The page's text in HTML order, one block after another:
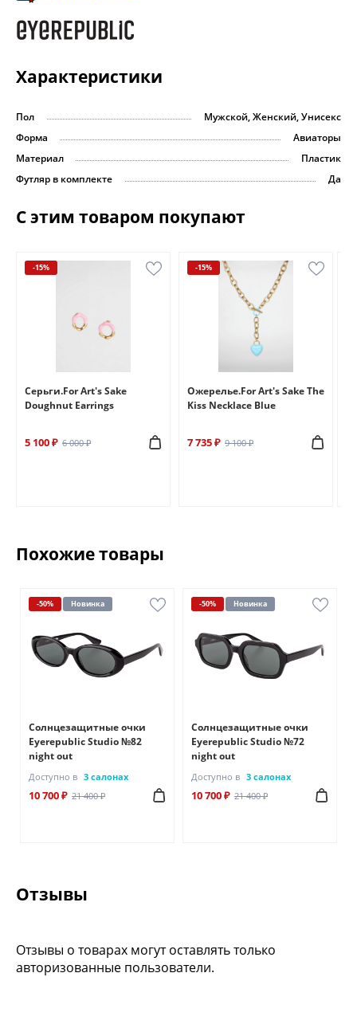
Характеристики
Пол
Мужской, Женский, Унисекс
Форма
Авиаторы
Материал
Пластик
Футляр в комплекте
Да
С этим товаром покупают
-15%
Серьги.For Art's Sake
Doughnut Earrings
5 100 ₽ 6 000 ₽
-15%
Ожерелье.For Art's Sake The
Kiss Necklace Blue
7 735 ₽ 9 100 ₽
Похожие товары
-50% Новинка
Солнцезащитные очки
Eyerepublic Studio №82
night out
Доступно в 3 салонах
10 700 ₽ 21 400 ₽
-50% Новинка
Солнцезащитные очки
Eyerepublic Studio №72
night out
Доступно в 3 салонах
10 700 ₽ 21 400 ₽
Отзывы
Отзывы о товарах могут оставлять только
авторизованные пользователи.